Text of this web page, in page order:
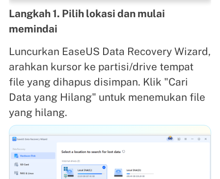
Langkah 1. Pilih lokasi dan mulai
memindai
Luncurkan EaseUS Data Recovery Wizard,
arahkan kursor ke partisi/drive tempat
file yang dihapus disimpan. Klik "Cari
Data yang Hilang" untuk menemukan file
yang hilang.